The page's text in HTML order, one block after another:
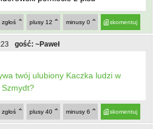
skomentuj
minusy 0
plusy 12
zgłoś
gość: ~Paweł
twój ulubiony Kaczka ludzi w
Szmydt?
skomentuj
minusy 6
plusy 40
zgłoś